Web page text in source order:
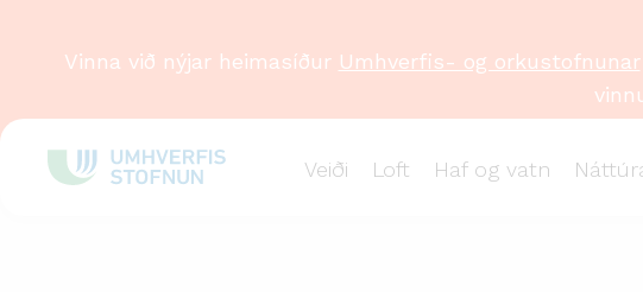
Veiði Loft Haf og vatn
Vinna við nýjar heimasíður Umhverfis- og orkustofnunar